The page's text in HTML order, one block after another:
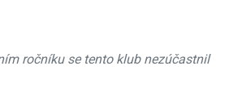
ročníku se tento klub nezúčastnil